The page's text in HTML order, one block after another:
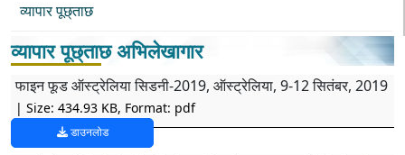
व्यापार पूछ्ताछ
व्यापार पूछ्ताछ अभिलेखागार
फाइन फूड ऑस्ट्रेलिया सिडनी-2019, ऑस्ट्रेलिया, 9-12 सितंबर, 2019
| Size: 434.93 KB, Format: pdf
डाउनलोड